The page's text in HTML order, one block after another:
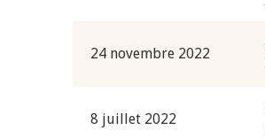
24 novembre 2022
8 juillet 2022